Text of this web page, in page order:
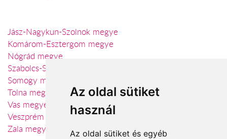
Az oldal sütiket
használ
Az oldal sütiket és egyéb
Jász-Nagykun-Szolnok megye
Komárom-Esztergom megye
Nógrád megye
Szabolcs-Szatmár-Bereg megye
Somogy megye
Tolna megye
Vas megye
Veszprém megye
Zala megye